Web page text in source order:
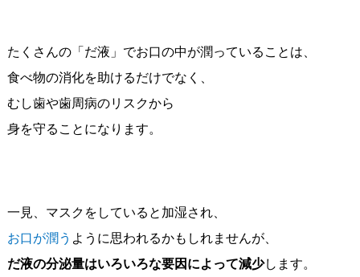
たくさんの「だ液」でお口の中が潤っていることは、
食べ物の消化を助けるだけでなく、
むし歯や歯周病のリスクから
身を守ることになります。
一見、マスクをしていると加湿され、
お口が潤う ように思われるかもしれませんが、
だ液の分泌量はいろいろな要因によって減少します。